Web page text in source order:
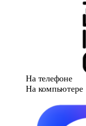
На телефоне
На компьютере